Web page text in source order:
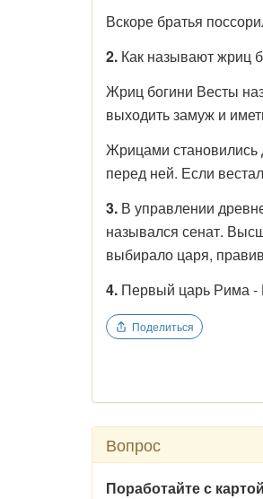
Вскоре братья
2. Как называют жриц
Жриц богини Весты
выходить замуж и
Жрицами становились
перед ней. Если
3. В управлении
назывался сенат.
выбирало царя,
4. Первый царь Рима -
Поделиться
Вопрос
Поработайте с картой